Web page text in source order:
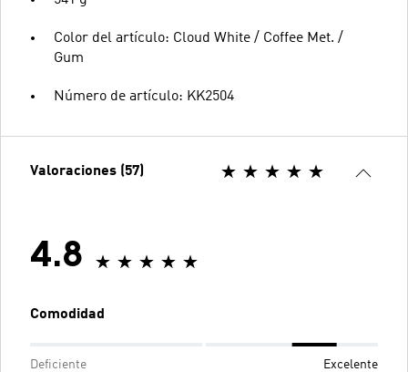
Color del artículo: Cloud White / Coffee Met. /
Gum
Número de artículo: KK2504
Valoraciones (57)
4.8
Comodidad
Deficiente Excelente